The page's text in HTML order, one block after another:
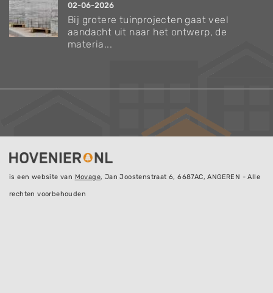
02-06-2026
Bij grotere tuinprojecten gaat veel
aandacht uit naar het ontwerp, de
materia...
is een website van Movage, Jan Joostenstraat 6, 6687AC, ANGEREN - Alle
rechten voorbehouden